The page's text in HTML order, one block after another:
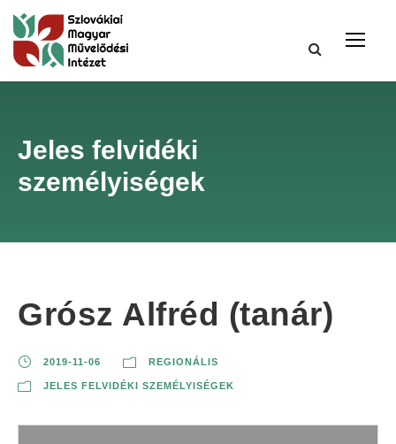
Jeles felvidéki
személyiségek
Grósz Alfréd (tanár)
2019-11-06 REGIONÁLIS
JELES FELVIDÉKI SZEMÉLYISÉGEK